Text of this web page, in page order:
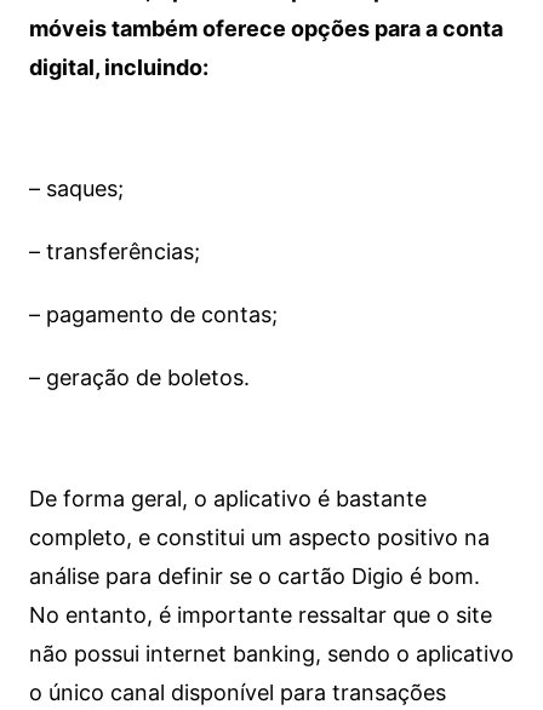
móveis também oferece opções para a conta
digital, incluindo:
– saques;
– transferências;
– pagamento de contas;
– geração de boletos.
De forma geral, o aplicativo é bastante
completo, e constitui um aspecto positivo na
análise para definir se o cartão Digio é bom.
No entanto, é importante ressaltar que o site
não possui internet banking, sendo o aplicativo
o único canal disponível para transações